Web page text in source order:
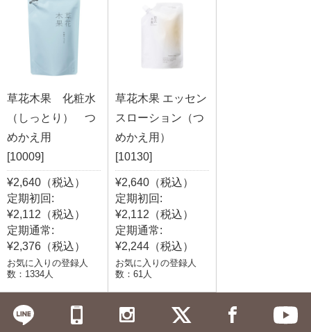
草花木果 化粧水
（しっとり） つ
めかえ用
[10009]
¥2,640（税込）
定期初回:
¥2,112（税込）
定期通常:
¥2,376（税込）
お気に入りの登録人
数：1334人
草花木果 エッセン
スローション（つ
めかえ用）
[10130]
¥2,640（税込）
定期初回:
¥2,112（税込）
定期通常:
¥2,244（税込）
お気に入りの登録人
数：61人